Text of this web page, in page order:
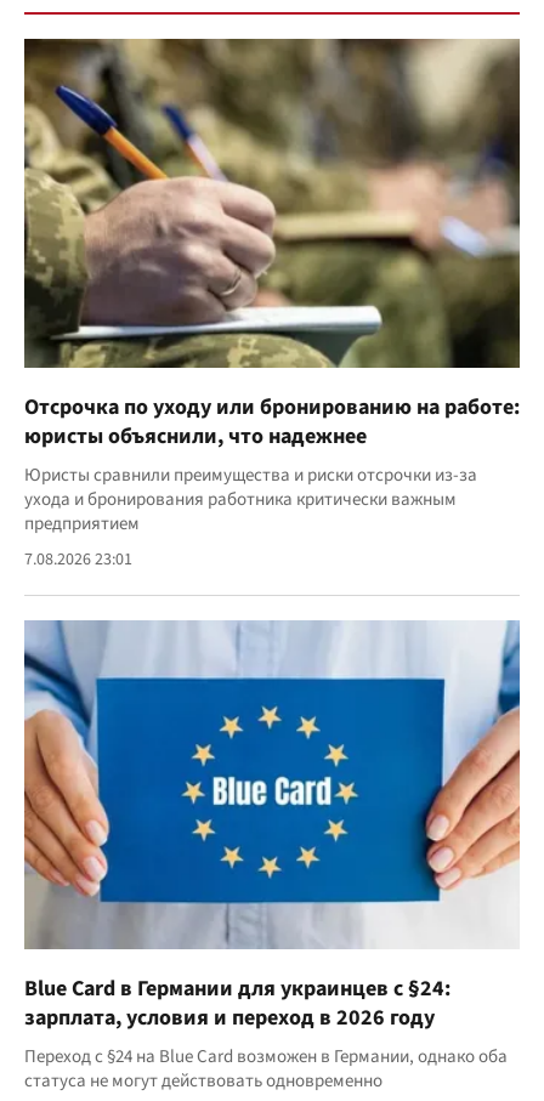
Отсрочка по уходу или бронированию на работе:
юристы объяснили, что надежнее
Юристы сравнили преимущества и риски отсрочки из-за
ухода и бронирования работника критически важным
предприятием
7.08.2026 23:01
Blue Card в Германии для украинцев с §24:
зарплата, условия и переход в 2026 году
Переход с §24 на Blue Card возможен в Германии, однако оба
статуса не могут действовать одновременно